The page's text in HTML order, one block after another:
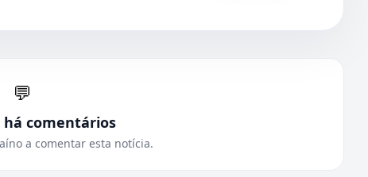
💬
há comentários
a comentar esta notícia.